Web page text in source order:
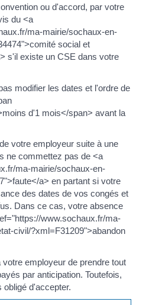
ou d'accord, par votre
du <a
ma-mairie/sochaux-en-
social et
s'il existe un CSE dans votre
modifier les dates et l'ordre de
d'1 mois</span> avant la
votre employeur suite à une
ne commettez pas de <a
ma-mairie/sochaux-en-
a> en partant si votre
des dates de vos congés et
Dans ce cas, votre absence
www.sochaux.fr/ma-
civil/?xml=F31209">abandon
employeur de prendre tout
par anticipation. Toutefois,
d'accepter.